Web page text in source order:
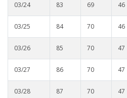
03/24 83 69 46
03/25 84 70 46
03/26 85 70 47
03/27 86 70 47
03/28 87 70 47